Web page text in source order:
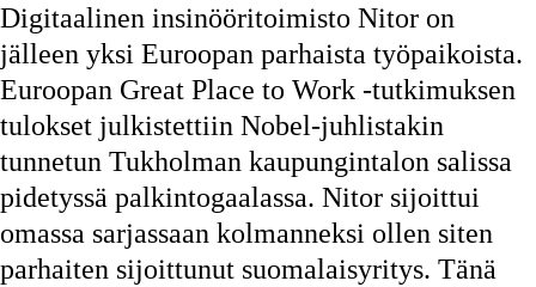
Digitaalinen insinööritoimisto Nitor on
jälleen yksi Euroopan parhaista työpaikoista.
Euroopan Great Place to Work -tutkimuksen
tulokset julkistettiin Nobel-juhlistakin
tunnetun Tukholman kaupungintalon salissa
pidetyssä palkintogaalassa. Nitor sijoittui
omassa sarjassaan kolmanneksi ollen siten
parhaiten sijoittunut suomalaisyritys. Tänä